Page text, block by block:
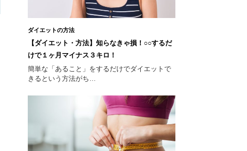
ダイエットの方法
【ダイエット・方法】知らなきゃ損！○○するだ
けで１ヶ月マイナス３キロ！
簡単な「あること」をするだけでダイエットで
きるという方法がち…